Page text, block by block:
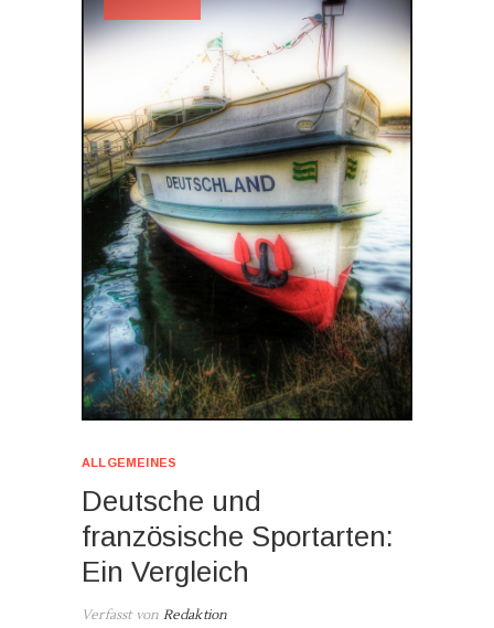
ALLGEMEINES
Deutsche und
französische Sportarten:
Ein Vergleich
Verfasst von Redaktion